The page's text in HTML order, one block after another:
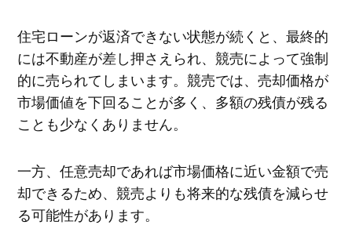
住宅ローンが返済できない状態が続くと、最終的
には不動産が差し押さえられ、競売によって強制
的に売られてしまいます。競売では、売却価格が
市場価値を下回ることが多く、多額の残債が残る
ことも少なくありません。
一方、任意売却であれば市場価格に近い金額で売
却できるため、競売よりも将来的な残債を減らせ
る可能性があります。